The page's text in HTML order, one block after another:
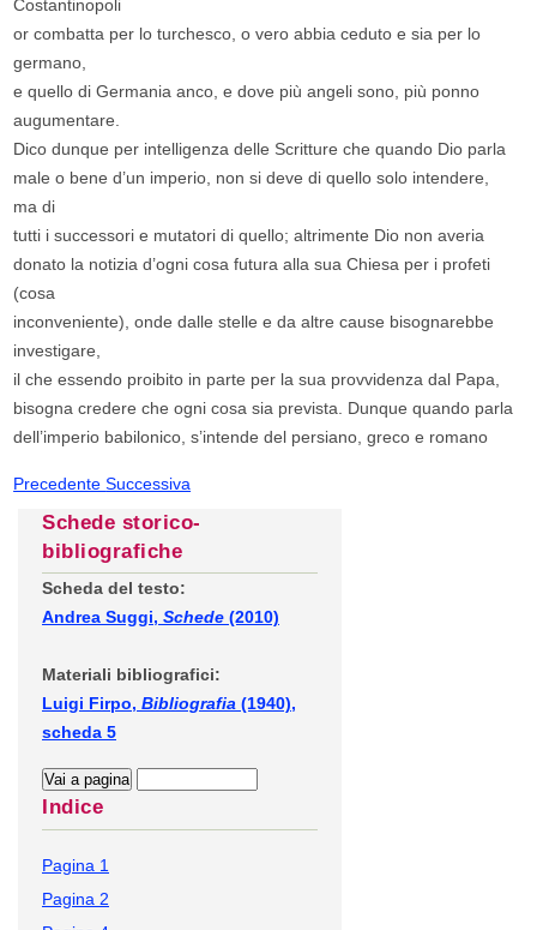
Costantinopoli
or combatta per lo turchesco, o vero abbia ceduto e sia per lo
germano,
e quello di Germania anco, e dove più angeli sono, più ponno
augumentare.
Dico dunque per intelligenza delle Scritture che quando Dio parla
male o bene d’un imperio, non si deve di quello solo intendere,
ma di
tutti i successori e mutatori di quello; altrimente Dio non averia
donato la notizia d’ogni cosa futura alla sua Chiesa per i profeti
(cosa
inconveniente), onde dalle stelle e da altre cause bisognarebbe
investigare,
il che essendo proibito in parte per la sua provvidenza dal Papa,
bisogna credere che ogni cosa sia prevista. Dunque quando parla
dell’imperio babilonico, s’intende del persiano, greco e romano
PrecedenteSuccessiva
Schede storico-
bibliografiche
Scheda del testo:
Andrea Suggi, Schede (2010)
Materiali bibliografici:
Luigi Firpo, Bibliografia (1940),
scheda 5
Indice
Pagina 1
Pagina 2